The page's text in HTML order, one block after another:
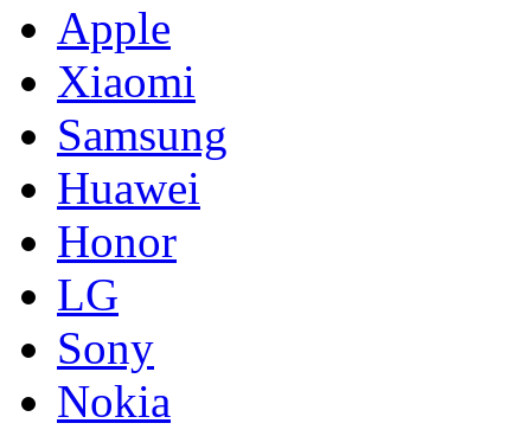
Apple
Xiaomi
Samsung
Huawei
Honor
LG
Sony
Nokia